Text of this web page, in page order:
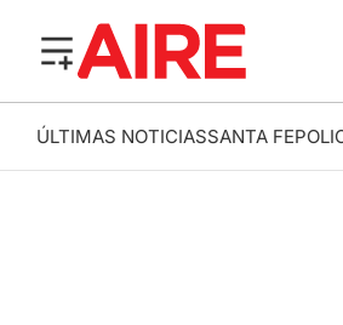
ÚLTIMAS NOTICIASSANTA FE